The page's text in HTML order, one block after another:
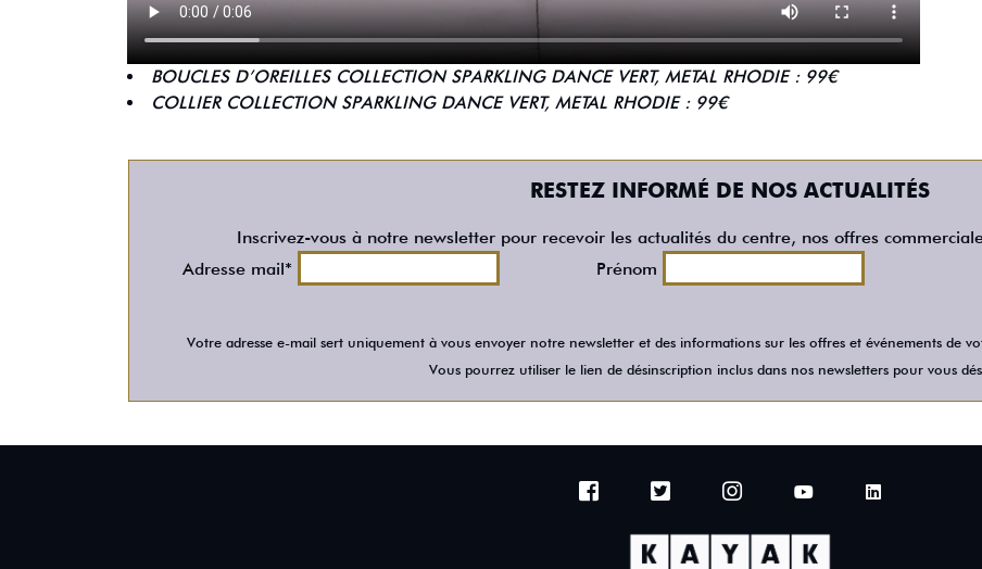
BOUCLES D’OREILLES COLLECTION SPARKLING DANCE VERT, METAL RHODIE : 99€
COLLIER COLLECTION SPARKLING DANCE VERT, METAL RHODIE : 99€
RESTEZ INFORMÉ DE NOS ACTUALITÉS
Inscrivez-vous à notre newsletter pour recevoir les actualités du centre, nos offres
Adresse mail*
Prénom
Votre adresse e-mail sert uniquement à vous envoyer notre newsletter et des informations sur les offres et événements de
Vous pourrez utiliser le lien de désinscription inclus dans nos newsletters pour vous